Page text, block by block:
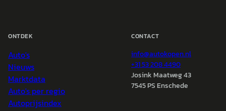
ONTDEK
Auto's
Nieuws
Marktdata
Auto's per regio
Autoprijsindex
CONTACT
info@autokopen.nl
+31 53 208 4490
Josink Maatweg 43
7545 PS Enschede